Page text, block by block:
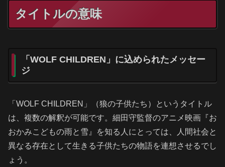
タイトルの意味
「WOLF CHILDREN」に込められたメッセー
ジ
「WOLF CHILDREN」（狼の子供たち）というタイトル
は、複数の解釈が可能です。細田守監督のアニメ映画『お
おかみこどもの雨と雪』を知る人にとっては、人間社会と
異なる存在として生きる子供たちの物語を連想させるでし
ょう。